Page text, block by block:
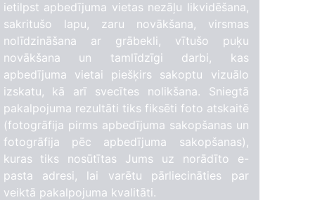
21
ietilpst apbedījuma vietas nezāļu likvidēšana,
sakritušo lapu, zaru novākšana, virsmas
nolīdzināšana ar grābekli, vītušo puķu
novākšana un tamlīdzīgi darbi, kas
apbedījuma vietai piešķirs sakoptu vizuālo
izskatu, kā arī svecītes nolikšana. Sniegtā
pakalpojuma rezultāti tiks fiksēti foto atskaitē
(fotogrāfija pirms apbedījuma sakopšanas un
fotogrāfija pēc apbedījuma sakopšanas),
kuras tiks nosūtītas Jums uz norādīto e-
pasta adresi, lai varētu pārliecināties par
veiktā pakalpojuma kvalitāti.